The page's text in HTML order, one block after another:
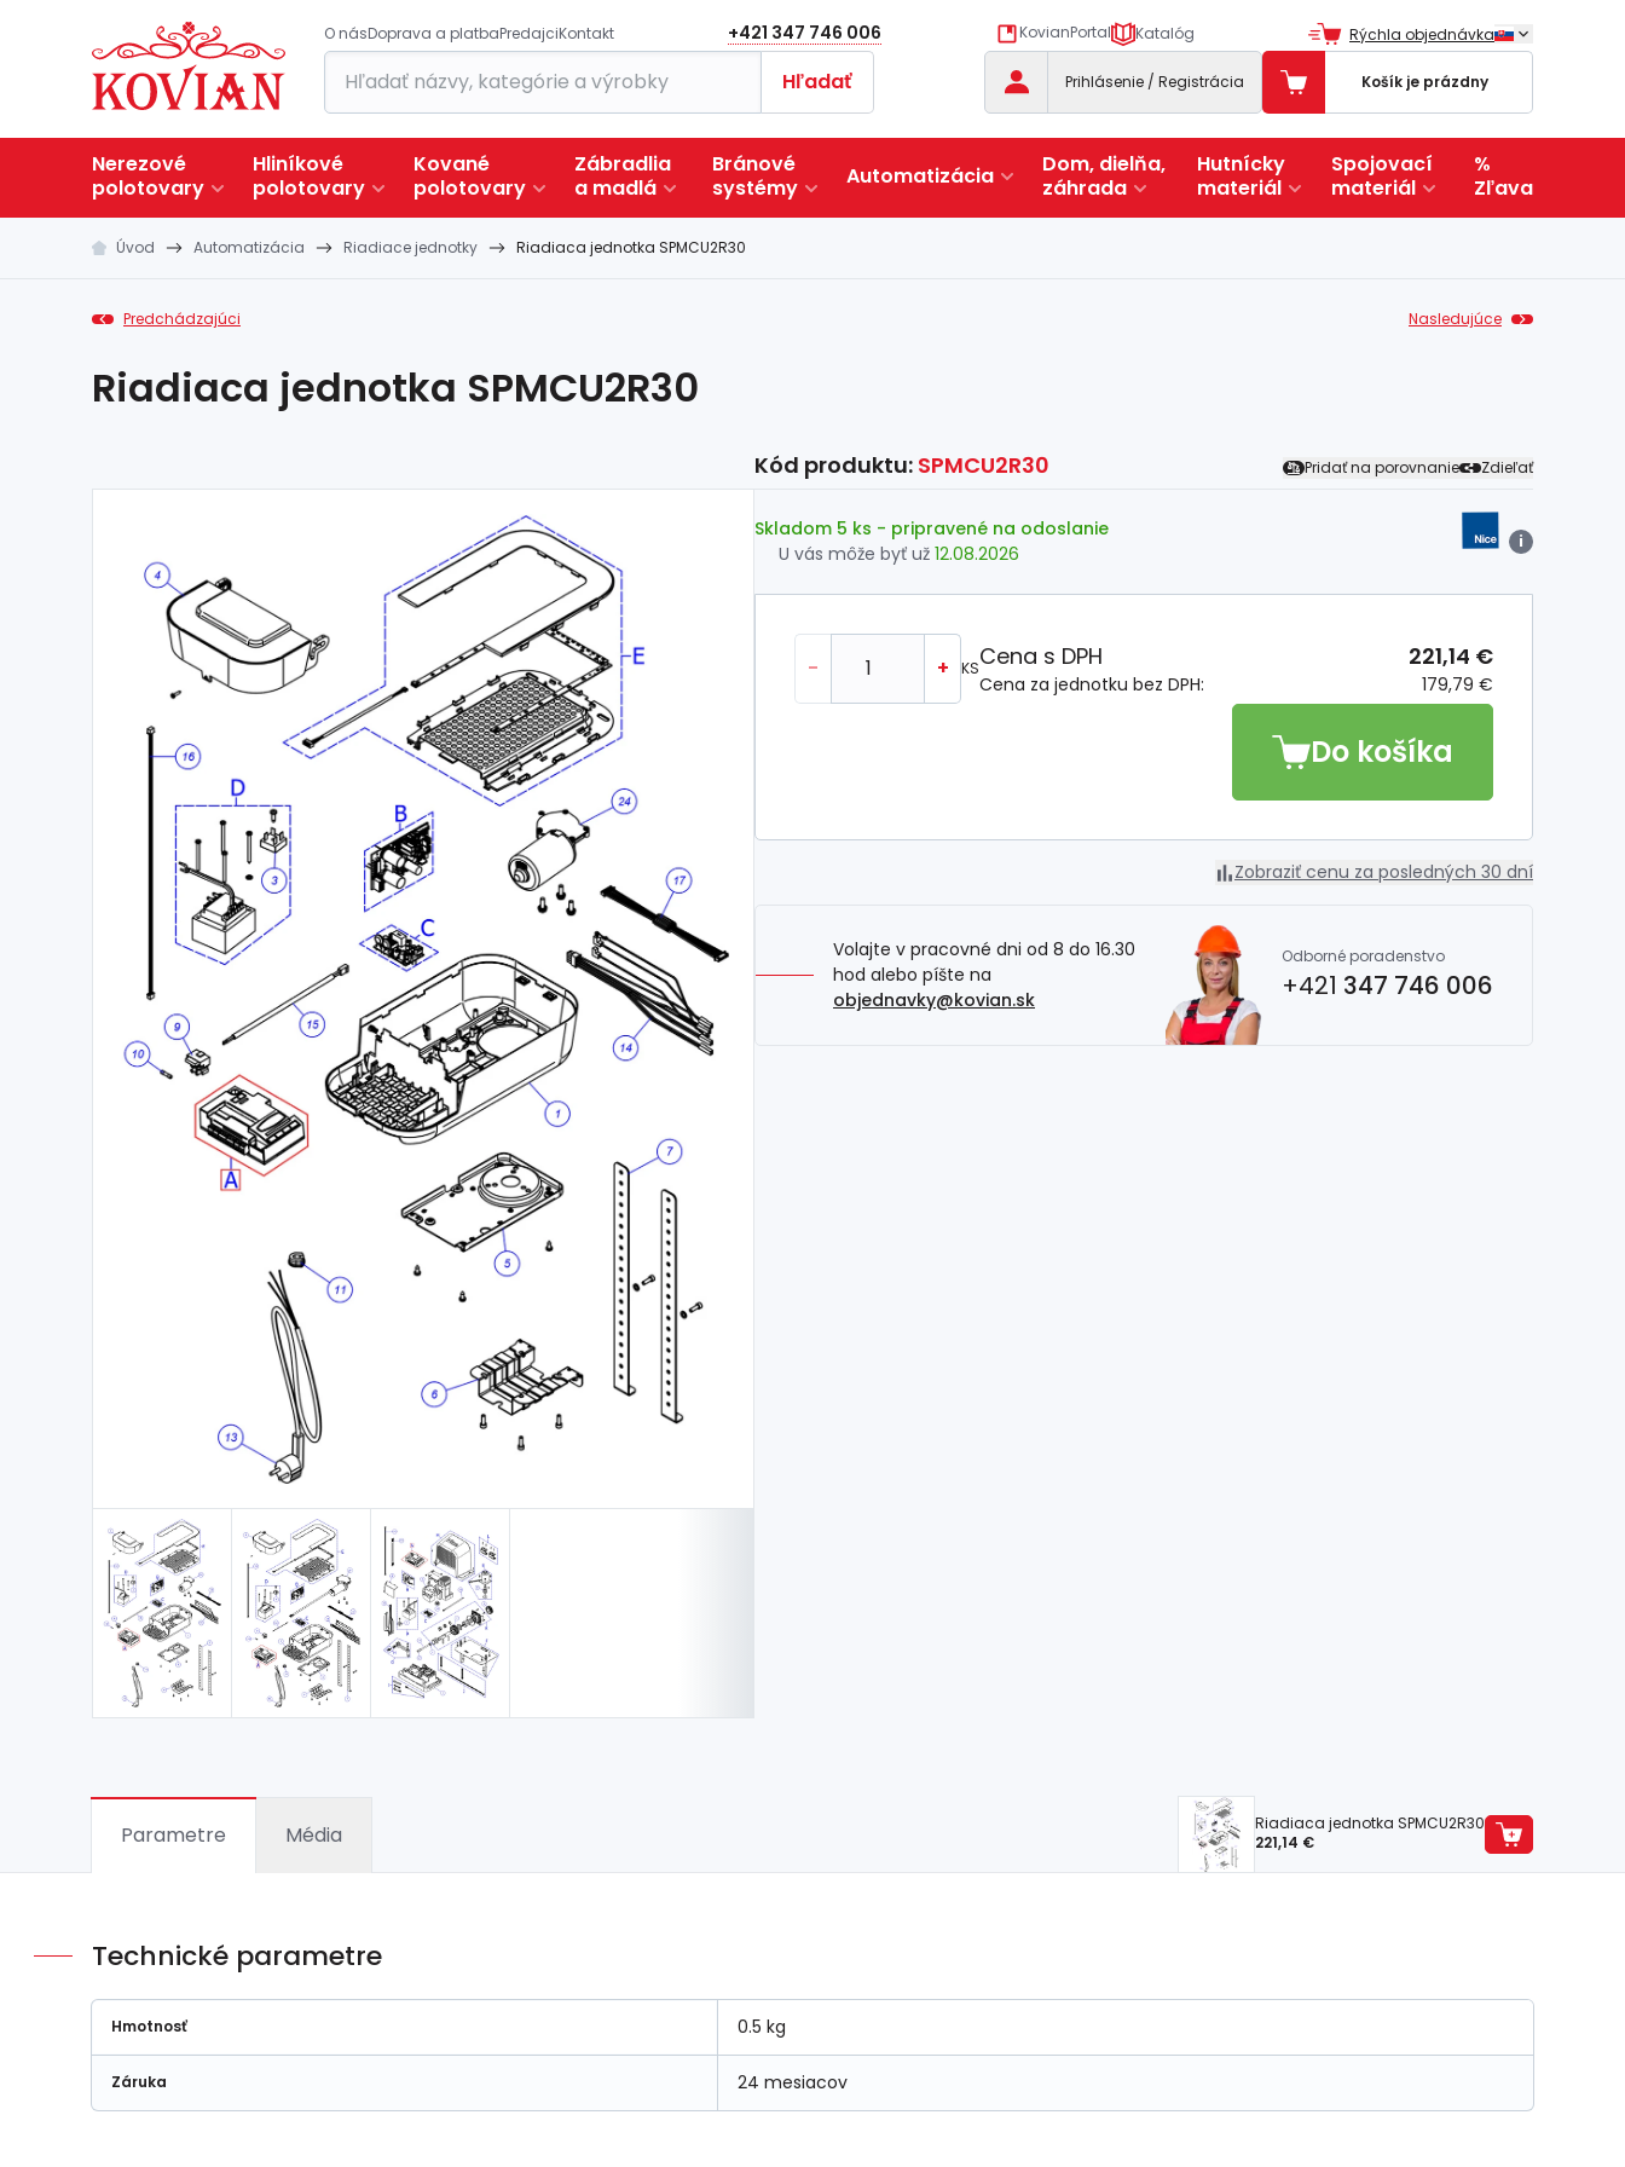
O násDoprava a platbaPredajciKontakt +421 347 746 006 KovianPortal Katalóg Rýchla objednávka
Hľadať Prihlásenie / Registrácia Košík je prázdny
Nerezové
polotovary
Hliníkové
polotovary
Kované
polotovary
Zábradlia
a madlá
Bránové
systémy
Automatizácia
Dom, dielňa,
záhrada
Hutnícky
materiál
Spojovací
materiál
%
Zľava
Úvod Automatizácia Riadiace jednotky Riadiaca jednotka SPMCU2R30
Predchádzajúci Nasledujúce
Riadiaca jednotka SPMCU2R30
Kód produktu: SPMCU2R30 Pridať na porovnanie Zdieľať
Skladom 5 ks - pripravené na odoslanie
U vás môže byť už 12.08.2026
i
- + KS
Cena za jednotku bez DPH: 179,79 €
Cena s DPH 221,14 €
Do košíka
Zobraziť cenu za posledných 30 dní
Volajte v pracovné dni od 8 do 16.30
hod alebo píšte na
objednavky@kovian.sk
Odborné poradenstvo
+421 347 746 006
Parametre Média
Riadiaca jednotka SPMCU2R30
221,14 €
Technické parametre
Hmotnosť 0.5 kg
Záruka 24 mesiacov